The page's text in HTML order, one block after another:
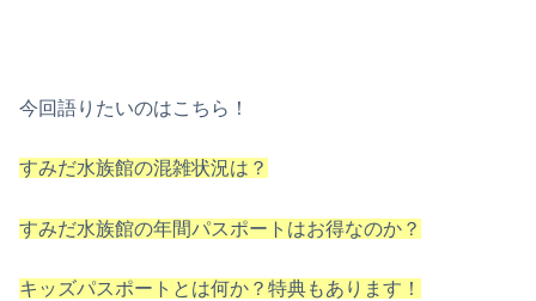
今回語りたいのはこちら！
すみだ水族館の混雑状況は？
すみだ水族館の年間パスポートはお得なのか？
キッズパスポートとは何か？特典もあります！